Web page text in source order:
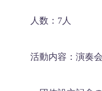
人数：7人
活動内容：演奏